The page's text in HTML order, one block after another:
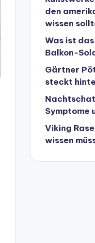
den
wissen
Was ist
Balkon-
Gärtner
steckt
Symptome
Viking
wissen